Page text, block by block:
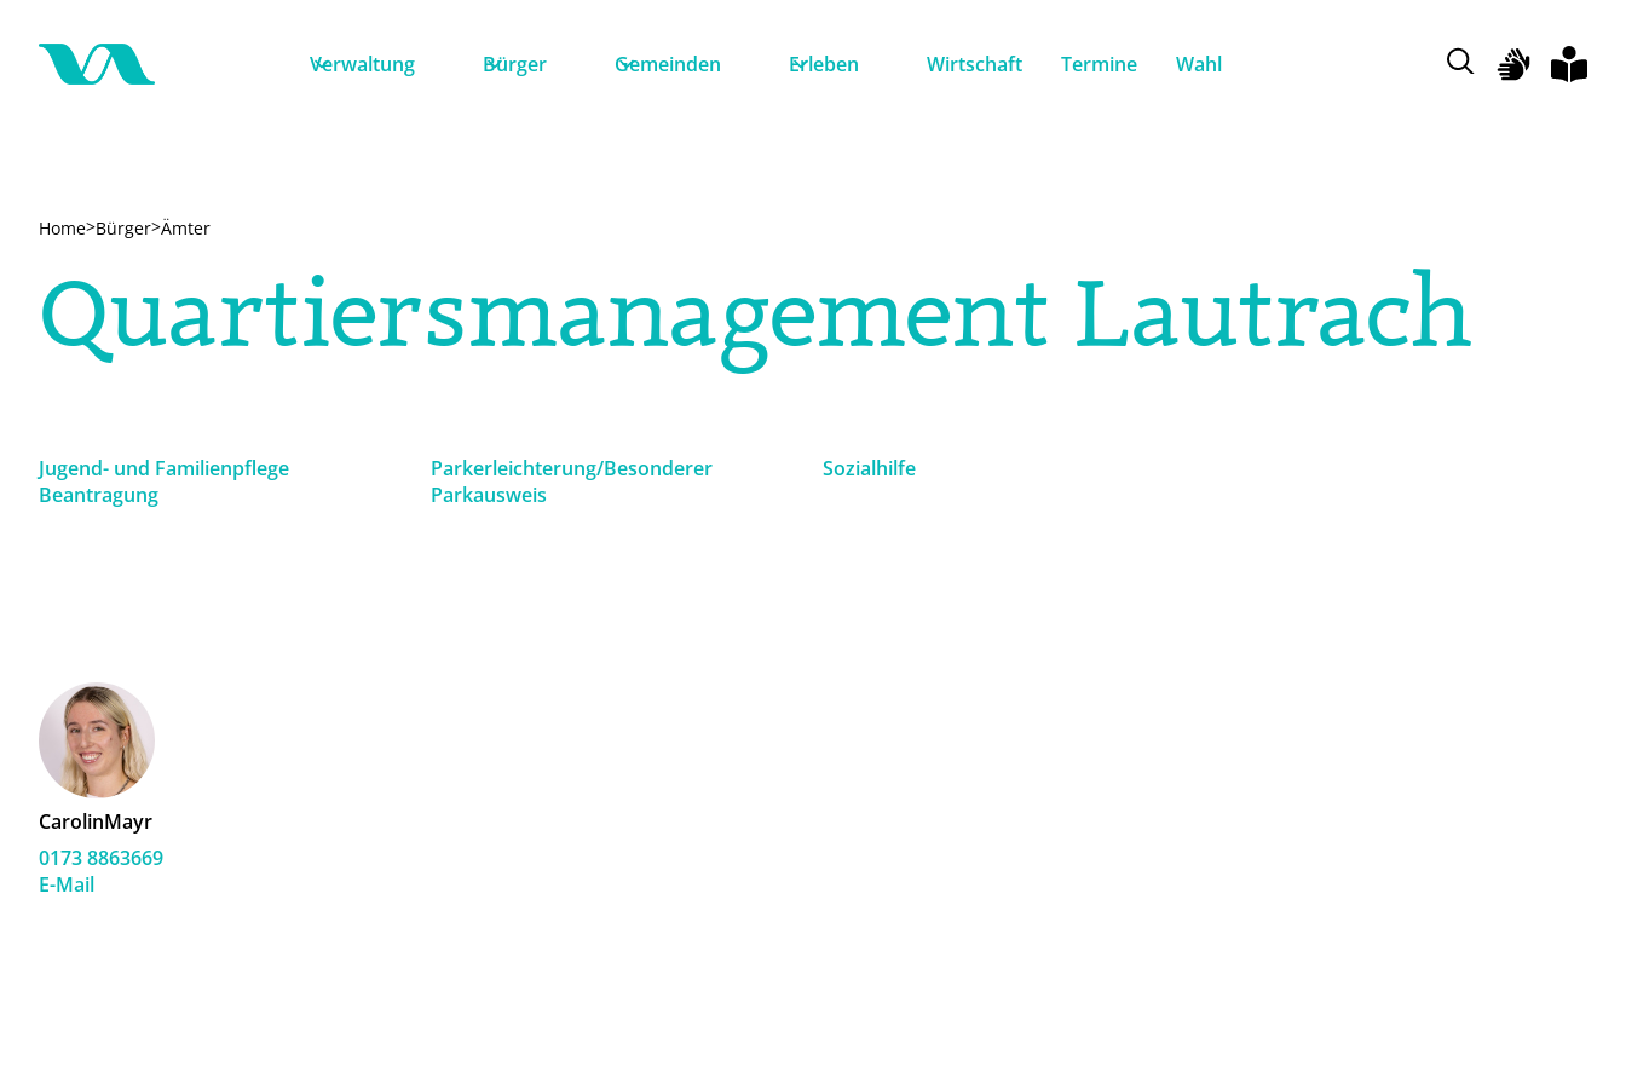
Verwaltung Bürger Gemeinden Erleben Wirtschaft Termine Wahl
Home>Bürger>Ämter
Quartiersmanagement Lautrach
Jugend- und Familienpflege
Beantragung
Parkerleichterung/Besonderer
Parkausweis
Sozialhilfe
CarolinMayr
0173 8863669
E-Mail